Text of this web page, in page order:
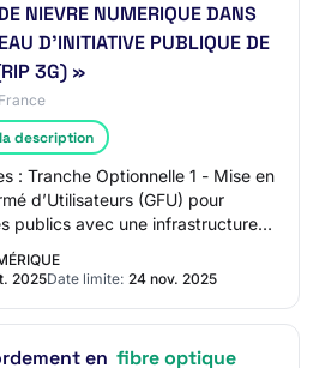
NIEVRE NUMERIQUE DANS
D’INITIATIVE PUBLIQUE DE
3G) »
description
: Tranche Optionnelle 1 - Mise en
d’Utilisateurs (GFU) pour
publics avec une infrastructure
2025Date limite: 24 nov. 2025
en fibre optique